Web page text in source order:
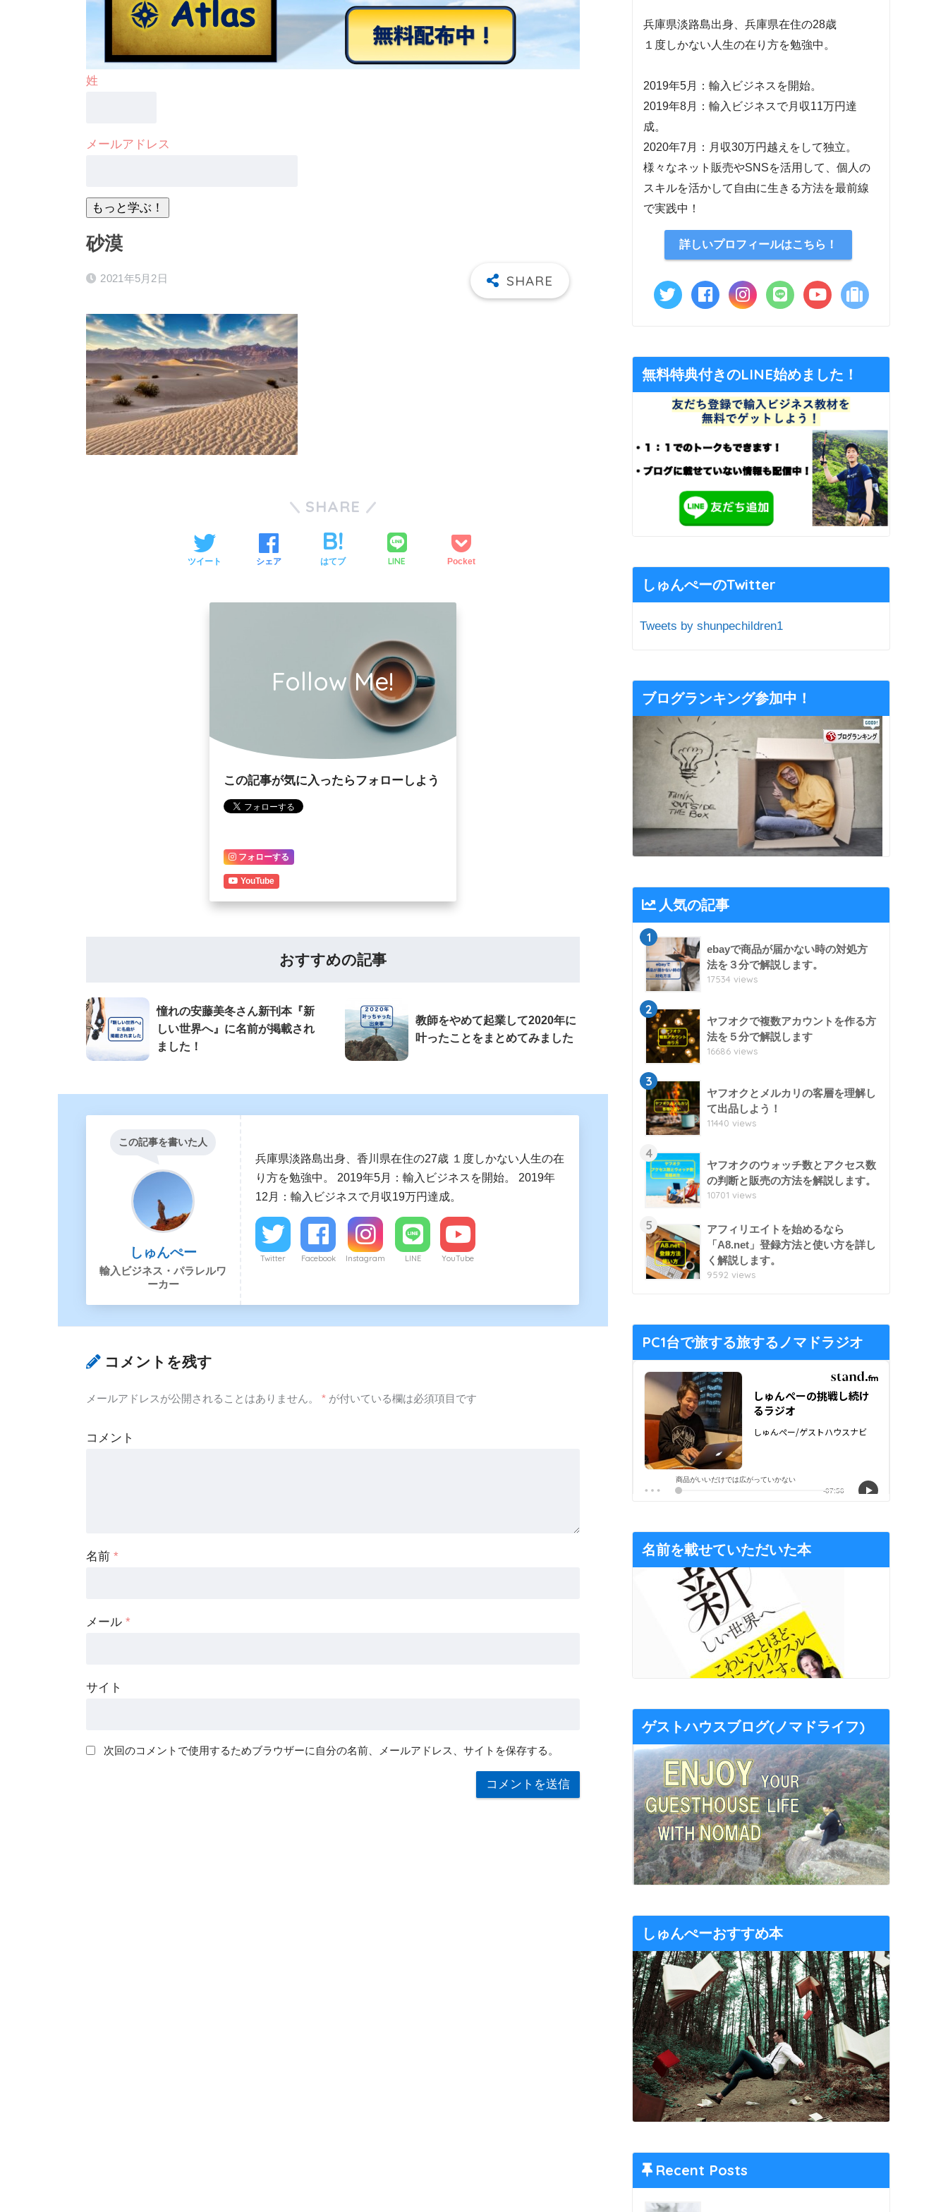
姓
メールアドレス
砂漠
2021年5月2日
SHARE
ツイート シェア はてブ LINE Pocket
Follow Me!
この記事が気に入ったらフォローしよう
フォローする
YouTube
おすすめの記事
憧れの安藤美冬さん新刊本『新
しい世界へ』に名前が掲載され
ました！
教師をやめて起業して2020年に
叶ったことをまとめてみました
この記事を書いた人
しゅんぺー
輸入ビジネス・パラレルワ
ーカー
兵庫県淡路島出身、香川県在住の27歳 １度しかない人生の在
り方を勉強中。 2019年5月：輸入ビジネスを開始。 2019年
12月：輸入ビジネスで月収19万円達成。
Twitter Facebook Instagram LINE YouTube
コメントを残す
メールアドレスが公開されることはありません。 * が付いている欄は必須項目です
コメント
名前 *
メール *
サイト
次回のコメントで使用するためブラウザーに自分の名前、メールアドレス、サイトを保存する。
兵庫県淡路島出身、兵庫県在住の28歳
１度しかない人生の在り方を勉強中。
2019年5月：輸入ビジネスを開始。
2019年8月：輸入ビジネスで月収11万円達
成。
2020年7月：月収30万円越えをして独立。
様々なネット販売やSNSを活用して、個人の
スキルを活かして自由に生きる方法を最前線
で実践中！
詳しいプロフィールはこちら！
無料特典付きのLINE始めました！
しゅんぺーのTwitter
Tweets by shunpechildren1
ブログランキング参加中！
人気の記事
1
ebayで商品が届かない時の対処方
法を３分で解説します。
17534 views
2
ヤフオクで複数アカウントを作る方
法を５分で解説します
16686 views
3
ヤフオクとメルカリの客層を理解し
て出品しよう！
11440 views
4
ヤフオクのウォッチ数とアクセス数
の判断と販売の方法を解説します。
10701 views
5
アフィリエイトを始めるなら
「A8.net」登録方法と使い方を詳し
く解説します。
9592 views
PC1台で旅する旅するノマドラジオ
名前を載せていただいた本
ゲストハウスブログ(ノマドライフ)
しゅんぺーおすすめ本
Recent Posts